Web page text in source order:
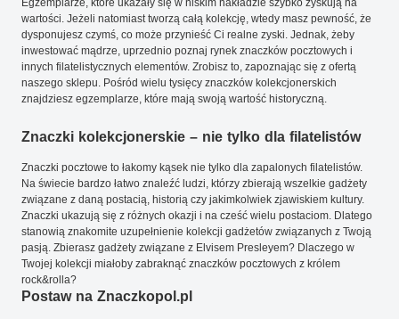
wartości. Jeżeli natomiast tworzą całą kolekcję, wtedy masz pewność, że
dysponujesz czymś, co może przynieść Ci realne zyski. Jednak, żeby
inwestować mądrze, uprzednio poznaj rynek znaczków pocztowych i
innych filatelistycznych elementów. Zrobisz to, zapoznając się z ofertą
naszego sklepu. Pośród wielu tysięcy znaczków kolekcjonerskich
znajdziesz egzemplarze, które mają swoją wartość historyczną.
Znaczki kolekcjonerskie – nie tylko dla filatelistów
Znaczki pocztowe to łakomy kąsek nie tylko dla zapalonych filatelistów.
Na świecie bardzo łatwo znaleźć ludzi, którzy zbierają wszelkie gadżety
związane z daną postacią, historią czy jakimkolwiek zjawiskiem kultury.
Znaczki ukazują się z różnych okazji i na cześć wielu postaciom. Dlatego
stanowią znakomite uzupełnienie kolekcji gadżetów związanych z Twoją
pasją. Zbierasz gadżety związane z Elvisem Presleyem? Dlaczego w
Twojej kolekcji miałoby zabraknąć znaczków pocztowych z królem
rock&rolla?
Postaw na Znaczkopol.pl